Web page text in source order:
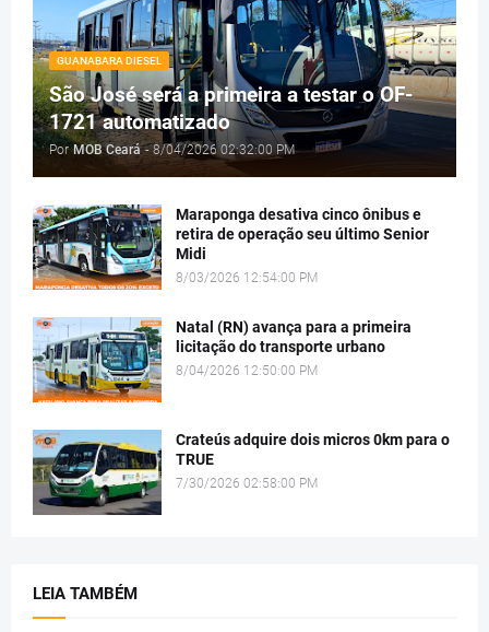
GUANABARA DIESEL
São José será a primeira a testar o OF-
1721 automatizado
Por MOB Ceará - 8/04/2026 02:32:00 PM
Maraponga desativa cinco ônibus e
retira de operação seu último Senior
Midi
8/03/2026 12:54:00 PM
Natal (RN) avança para a primeira
licitação do transporte urbano
8/04/2026 12:50:00 PM
Crateús adquire dois micros 0km para o
TRUE
7/30/2026 02:58:00 PM
LEIA TAMBÉM